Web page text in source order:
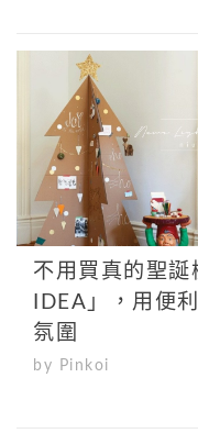
不用買真的聖
IDEA」，用便
氛圍
by Pinkoi